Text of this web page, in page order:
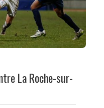
La Roche-sur-